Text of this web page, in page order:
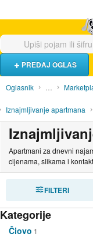
PREDAJ OGLAS
Oglasnik …
Iznajmljivanje apartmana
Apartmani za dnevni
cijenama, slikama i
FILTERI
Kategorije
Čiovo 1